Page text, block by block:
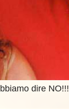
dire NO!!!